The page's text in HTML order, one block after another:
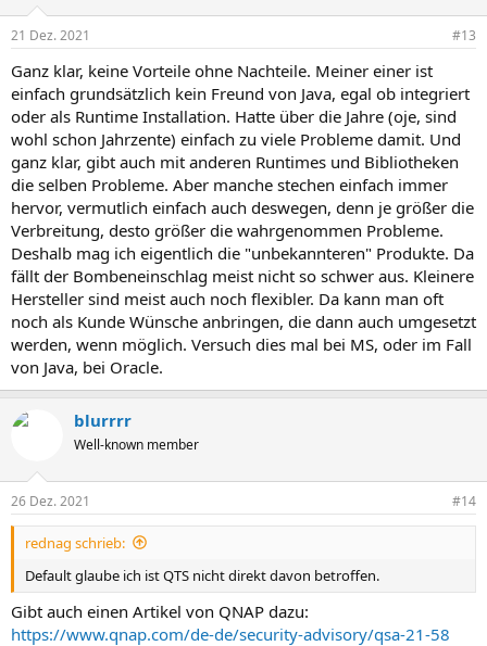
21 Dez. 2021 #13
Ganz klar, keine Vorteile ohne Nachteile. Meiner einer ist
einfach grundsätzlich kein Freund von Java, egal ob integriert
oder als Runtime Installation. Hatte über die Jahre (oje, sind
wohl schon Jahrzente) einfach zu viele Probleme damit. Und
ganz klar, gibt auch mit anderen Runtimes und Bibliotheken
die selben Probleme. Aber manche stechen einfach immer
hervor, vermutlich einfach auch deswegen, denn je größer die
Verbreitung, desto größer die wahrgenommen Probleme.
Deshalb mag ich eigentlich die "unbekannteren" Produkte. Da
fällt der Bombeneinschlag meist nicht so schwer aus. Kleinere
Hersteller sind meist auch noch flexibler. Da kann man oft
noch als Kunde Wünsche anbringen, die dann auch umgesetzt
werden, wenn möglich. Versuch dies mal bei MS, oder im Fall
von Java, bei Oracle.
blurrrr
Well-known member
26 Dez. 2021 #14
rednag schrieb:
Default glaube ich ist QTS nicht direkt davon betroffen.
Gibt auch einen Artikel von QNAP dazu:
https://www.qnap.com/de-de/security-advisory/qsa-21-58